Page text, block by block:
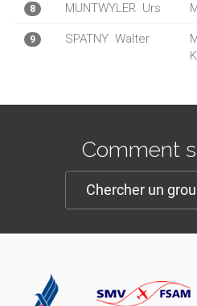
8 MUNTWYLER Urs
9 SPATNY Walter
Comment
Chercher un